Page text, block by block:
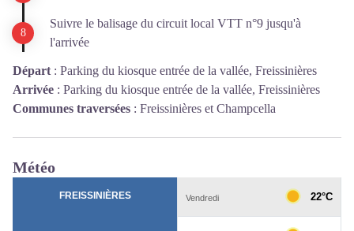
Suivre le balisage du circuit local VTT n°9 jusqu'à
l'arrivée
Départ : Parking du kiosque entrée de la vallée, Freissinières
Arrivée : Parking du kiosque entrée de la vallée, Freissinières
Communes traversées : Freissinières et Champcella
Météo